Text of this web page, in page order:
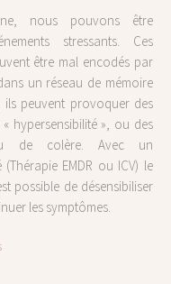
nous pouvons être
stressants. Ces
être mal encodés par
un réseau de mémoire
peuvent provoquer des
hypersensibilité », ou des
de colère. Avec un
EMDR ou ICV) le
possible de désensibiliser
les symptômes.